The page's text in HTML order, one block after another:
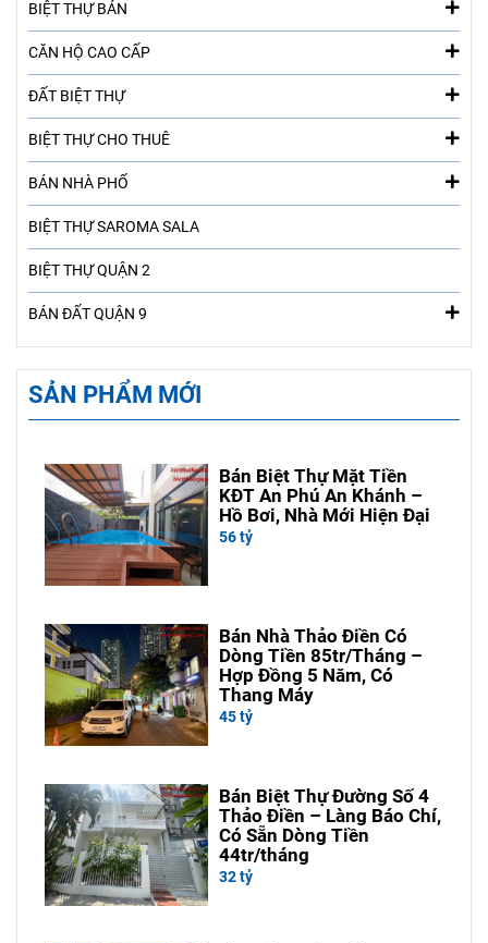
BIỆT THỰ BÁN
CĂN HỘ CAO CẤP
ĐẤT BIỆT THỰ
BIỆT THỰ CHO THUÊ
BÁN NHÀ PHỐ
BIỆT THỰ SAROMA SALA
BIỆT THỰ QUẬN 2
BÁN ĐẤT QUẬN 9
SẢN PHẨM MỚI
Bán Biệt Thự Mặt Tiền
KĐT An Phú An Khánh –
Hồ Bơi, Nhà Mới Hiện Đại
56 tỷ
Bán Nhà Thảo Điền Có
Dòng Tiền 85tr/Tháng –
Hợp Đồng 5 Năm, Có
Thang Máy
45 tỷ
Bán Biệt Thự Đường Số 4
Thảo Điền – Làng Báo Chí,
Có Sẵn Dòng Tiền
44tr/tháng
32 tỷ